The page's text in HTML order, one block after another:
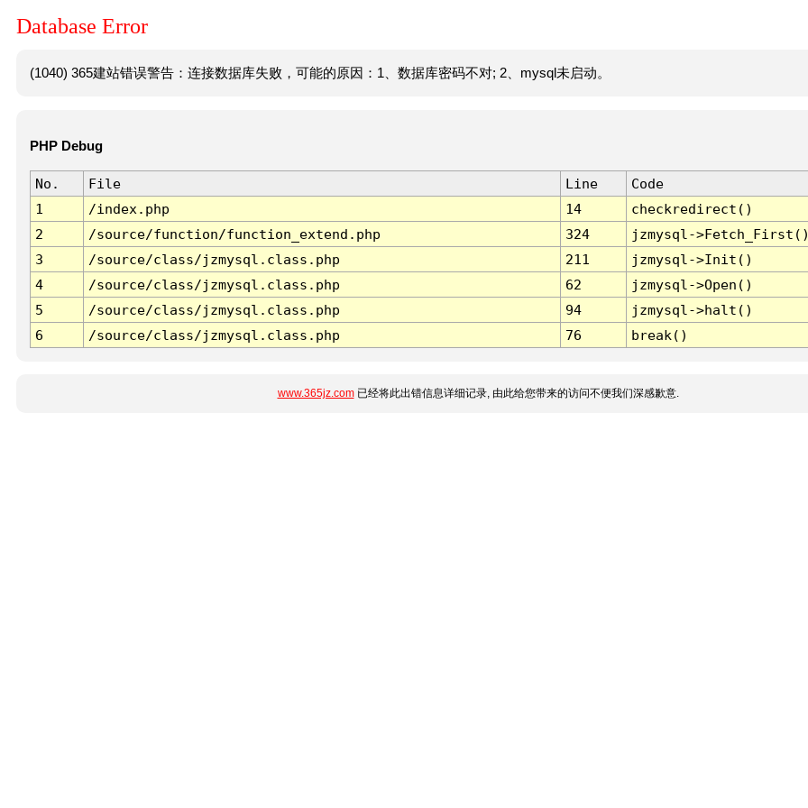
Database Error
(1040) 365建站错误警告：连接数据库失败，可能的原因：1、数据库密码不对; 2、mysql未启动。
PHP Debug
No. File Line
Code
1
/index.php 14
checkredirect()
2
/source/function/function_extend.php 324
jzmysql-
3
/source/class/jzmysql.class.php 211
jzmysql->Init()
4
/source/class/jzmysql.class.php 62
jzmysql->Open()
5
/source/class/jzmysql.class.php 94
jzmysql->halt()
6
/source/class/jzmysql.class.php 76 break()
www.365jz.com已经将此出错信息详细记录, 由此给您带来的访问不便我们深感歉意.